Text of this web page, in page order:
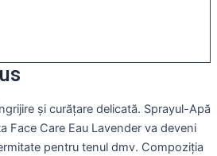
și curățare delicată. Sprayul-Apă
Face Care Eau Lavender va deveni
pentru tenul dmv. Compoziția